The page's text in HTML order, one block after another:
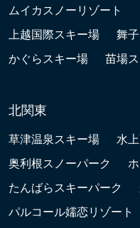
ムイカスノーリゾート
上越国際スキー場
舞
かぐらスキー場
苗場
北関東
草津温泉スキー場 水
奥利根スノーパーク
たんばらスキーパーク
パルコール嬬恋リゾート